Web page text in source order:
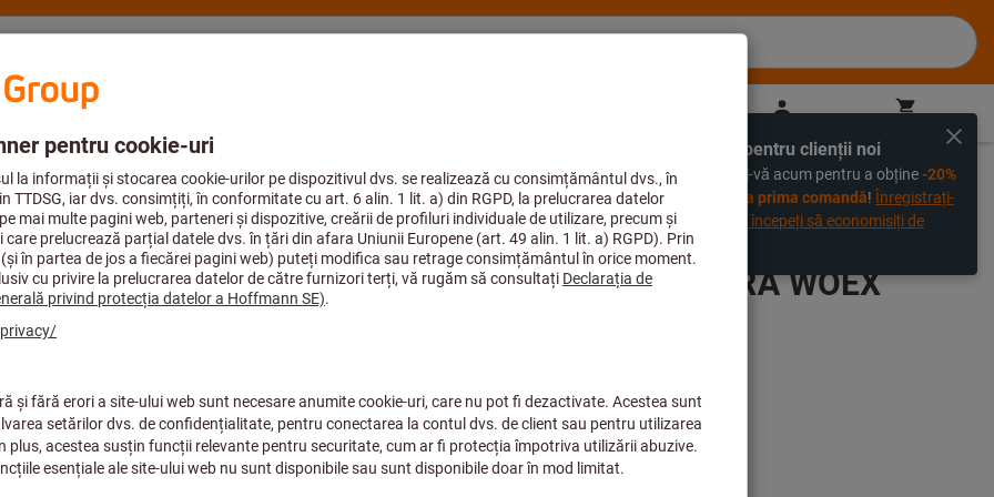
şi suport
% Exclusiv pentru clienții noi
Înregistrați-vă acum pentru a obține-20%
reducere la prima comandă! Înregistrați-
vă acum și începeți să economisiți de
astăzi!
Burghiu elicoidal și burghiu cu plăcuțe amovibile Plăcuţe amovibile pentru burghiu monobloc
INSERȚIE DE FORAJ CU CARBURĂ WOEX